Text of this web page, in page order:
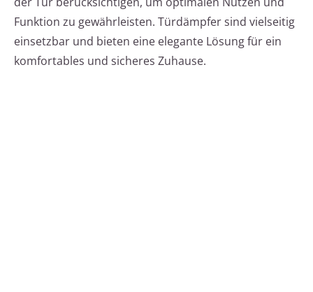
Funktion zu gewährleisten. Türdämpfer sind vielseitig
einsetzbar und bieten eine elegante Lösung für ein
komfortables und sicheres Zuhause.